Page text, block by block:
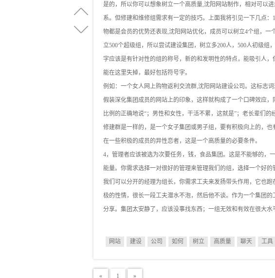
是的，所以你可以想象树立一个高质量,沈阳网站制作，相对可以
系。但修建和维修组需求有一定的技巧。上面我将引见一下几点
物都是会员的优势还表现,沈阳网站优化，成员可以树立4个组，一
立500个超级组，所以尝试建设集团，树立多200人，500人初级组
字应该是有针对性的组的称号，新的和发明性的特点，能吸引人
能在这里失掉，最好包括符号字。
例如：一个女人网上购物返利交流群,沈阳网站建设公司。这标志
假装深化集团成员的网站上的印象，这样就构成了一个口碑效应
比例的正确地说“；男性和女性，干活不累，这就是”；老长辈们的
修建群是一样的，是一个女子集团或男子组，要有积极向上的，
在一些积极的成员的异性恋者，这是一个高质量的必要条件。
4，管理者应该被选为次要任务，钱，食品集团。这是不能够的，
能量。你需求选择一对很好的管理来管理我们的组，选择一个好
我们可以分开的经理为组长，你需求工夫来发扬带头作用，它也
极的性情，很长一段工夫潜水不泡，然后他不谈。作为一个集团
分享。集团太安静了，应该没事找东西；一组无效和有效在很大水
网站
建设 公司 如何 树立 高质量 聊天 工具
« 1 »